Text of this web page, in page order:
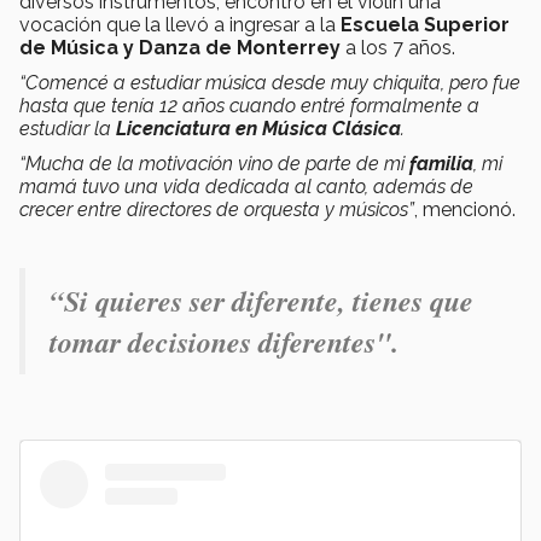
vocación que la llevó a ingresar a la Escuela Superior
de Música y Danza de Monterrey a los 7 años.
“Comencé a estudiar música desde muy chiquita, pero fue
hasta que tenía 12 años cuando entré formalmente a
estudiar la Licenciatura en Música Clásica.
“Mucha de la motivación vino de parte de mifamilia, mi
mamá tuvo una vida dedicada al canto, además de
crecer entre directores de orquesta y músicos”, mencionó.
“Si quieres ser diferente, tienes que
tomar decisiones diferentes".